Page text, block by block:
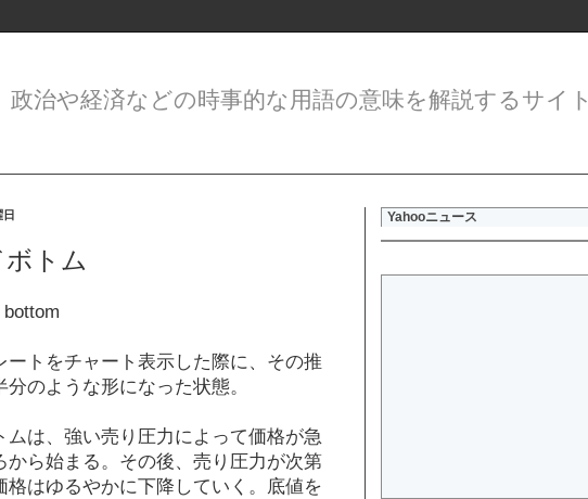
治や経済などの時事的な用語の意味を解説するサイト
トム
ートをチャート表示した際に、その推
分のような形になった状態。
ムは、強い売り圧力によって価格が急
から始まる。その後、売り圧力が次第
格はゆるやかに下降していく。底値を
Yahooニュース